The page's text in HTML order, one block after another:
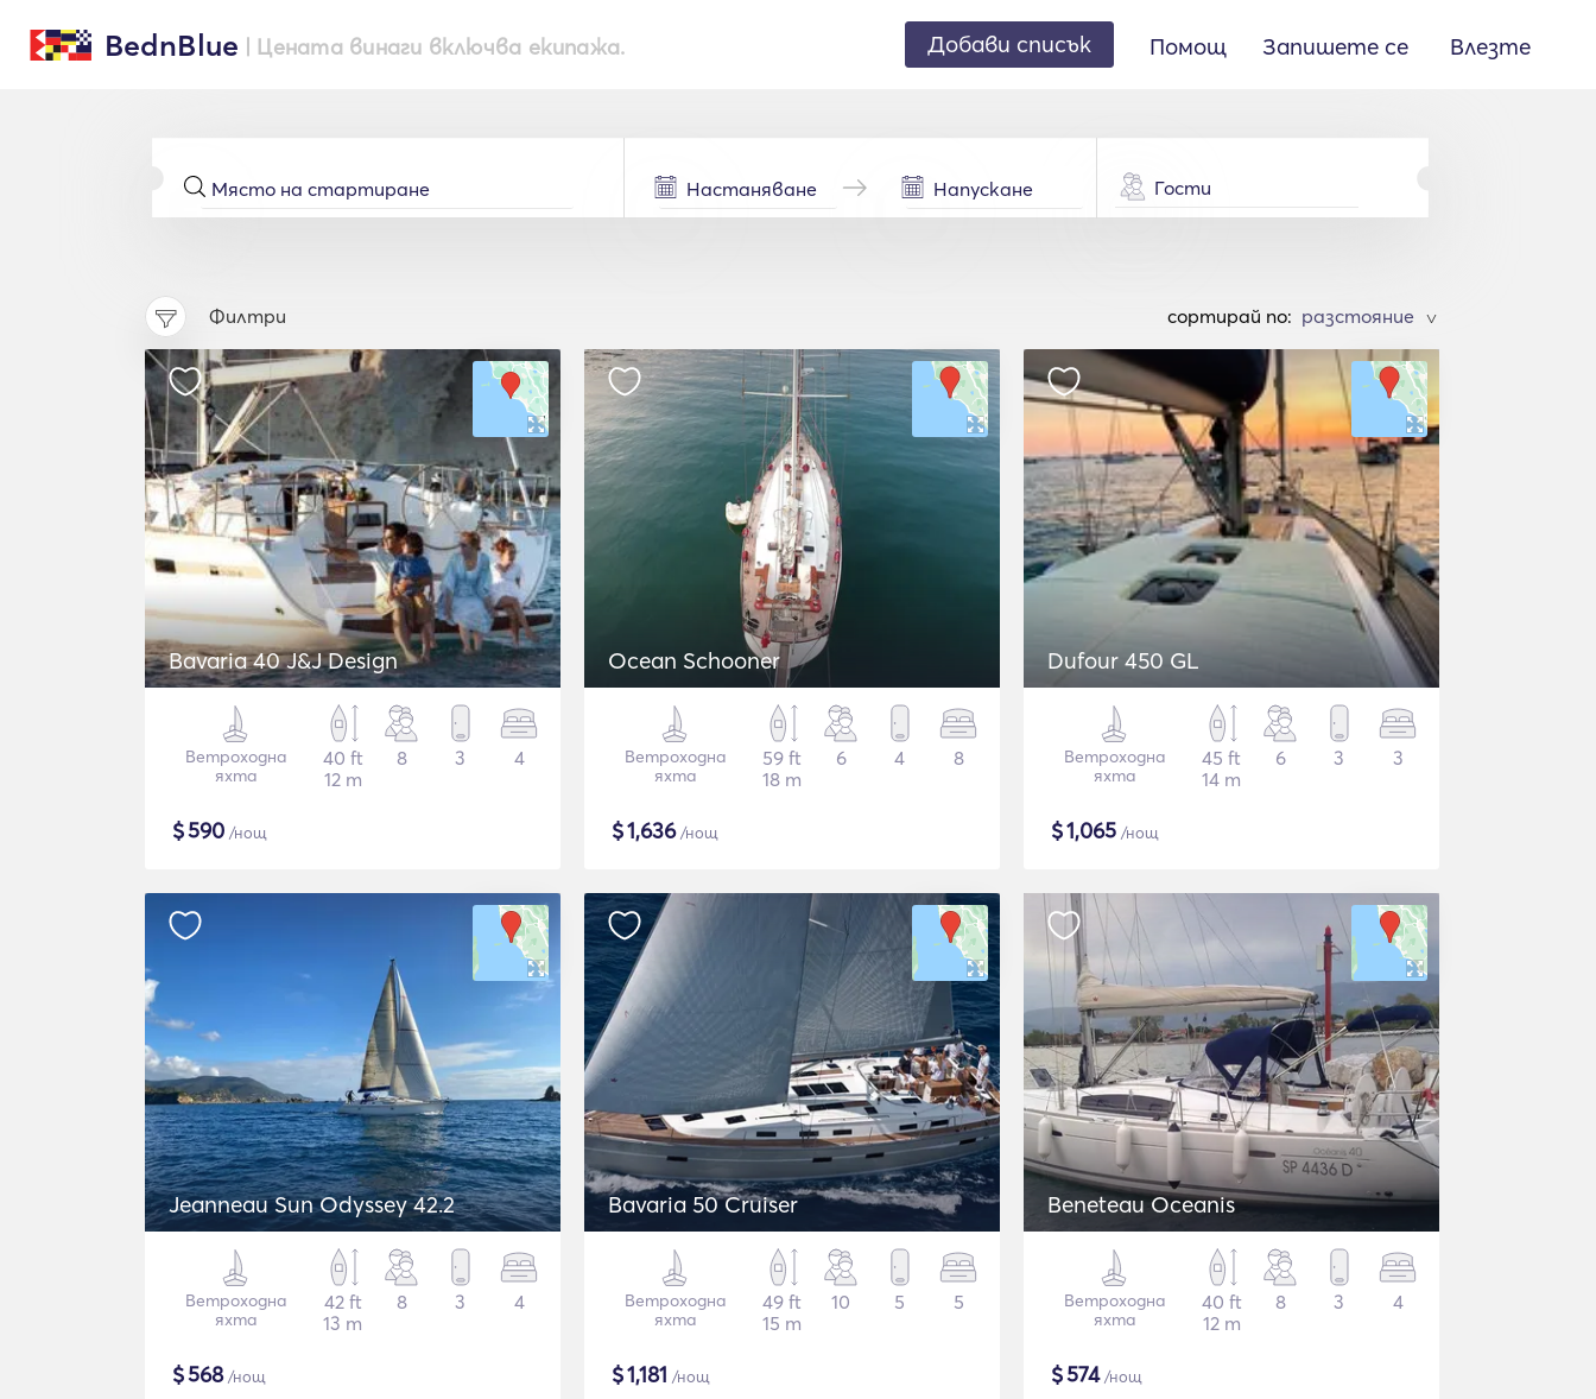
BednBlue | Цената винаги включва екипажа. Добави списък Помощ Запишете се Влезте
Гости
Филтри cортирай по: >
Bavaria 40 J&J Design
Ветроходна
яхта
40 ft
12 m
8 3 4
$590 /нощ
Ocean Schooner
Ветроходна
яхта
59 ft
18 m
6 4 8
$1,636/нощ
Dufour 450 GL
Ветроходна
яхта
45 ft
14 m
6 3 3
$1,065 /нощ
Jeanneau Sun Odyssey 42.2
Ветроходна
яхта
42 ft
13 m
8 3 4
$568/нощ
Bavaria 50 Cruiser
Ветроходна
яхта
49 ft
15 m
10 5 5
$1,181 /нощ
Beneteau Oceanis
Ветроходна
яхта
40 ft
12 m
8 3 4
$574/нощ